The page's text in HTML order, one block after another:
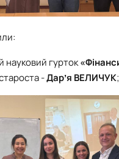
науковий гурток
-Дарʼя ВЕЛИЧУК;